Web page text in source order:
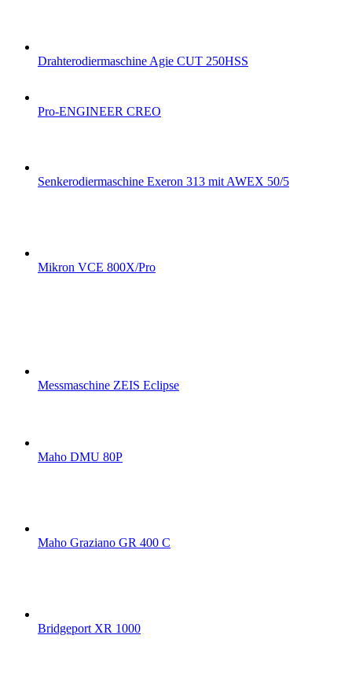
Drahterodiermaschine Agie CUT 250HSS
Pro-ENGINEER CREO
Senkerodiermaschine Exeron 313 mit AWEX 50/5
Mikron VCE 800X/Pro
Messmaschine ZEIS Eclipse
Maho DMU 80P
Maho Graziano GR 400 C
Bridgeport XR 1000